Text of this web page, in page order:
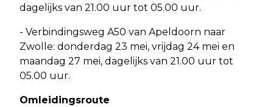
dagelijks van 21.00 uur tot 05.00 uur.
- Verbindingsweg A50 van Apeldoorn naar
Zwolle: donderdag 23 mei, vrijdag 24 mei en
maandag 27 mei, dagelijks van 21.00 uur tot
05.00 uur.
Omleidingsroute